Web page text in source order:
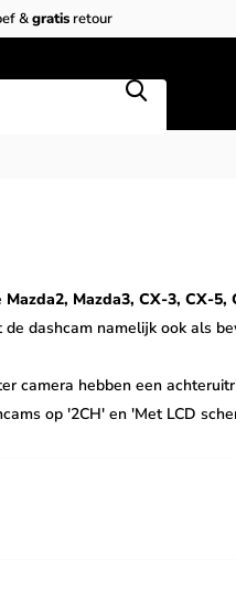
&gratis retour
Mazda2, Mazda3, CX-3, CX-5,
dashcam namelijk ook als
camera hebben een
op '2CH' en 'Met LCD